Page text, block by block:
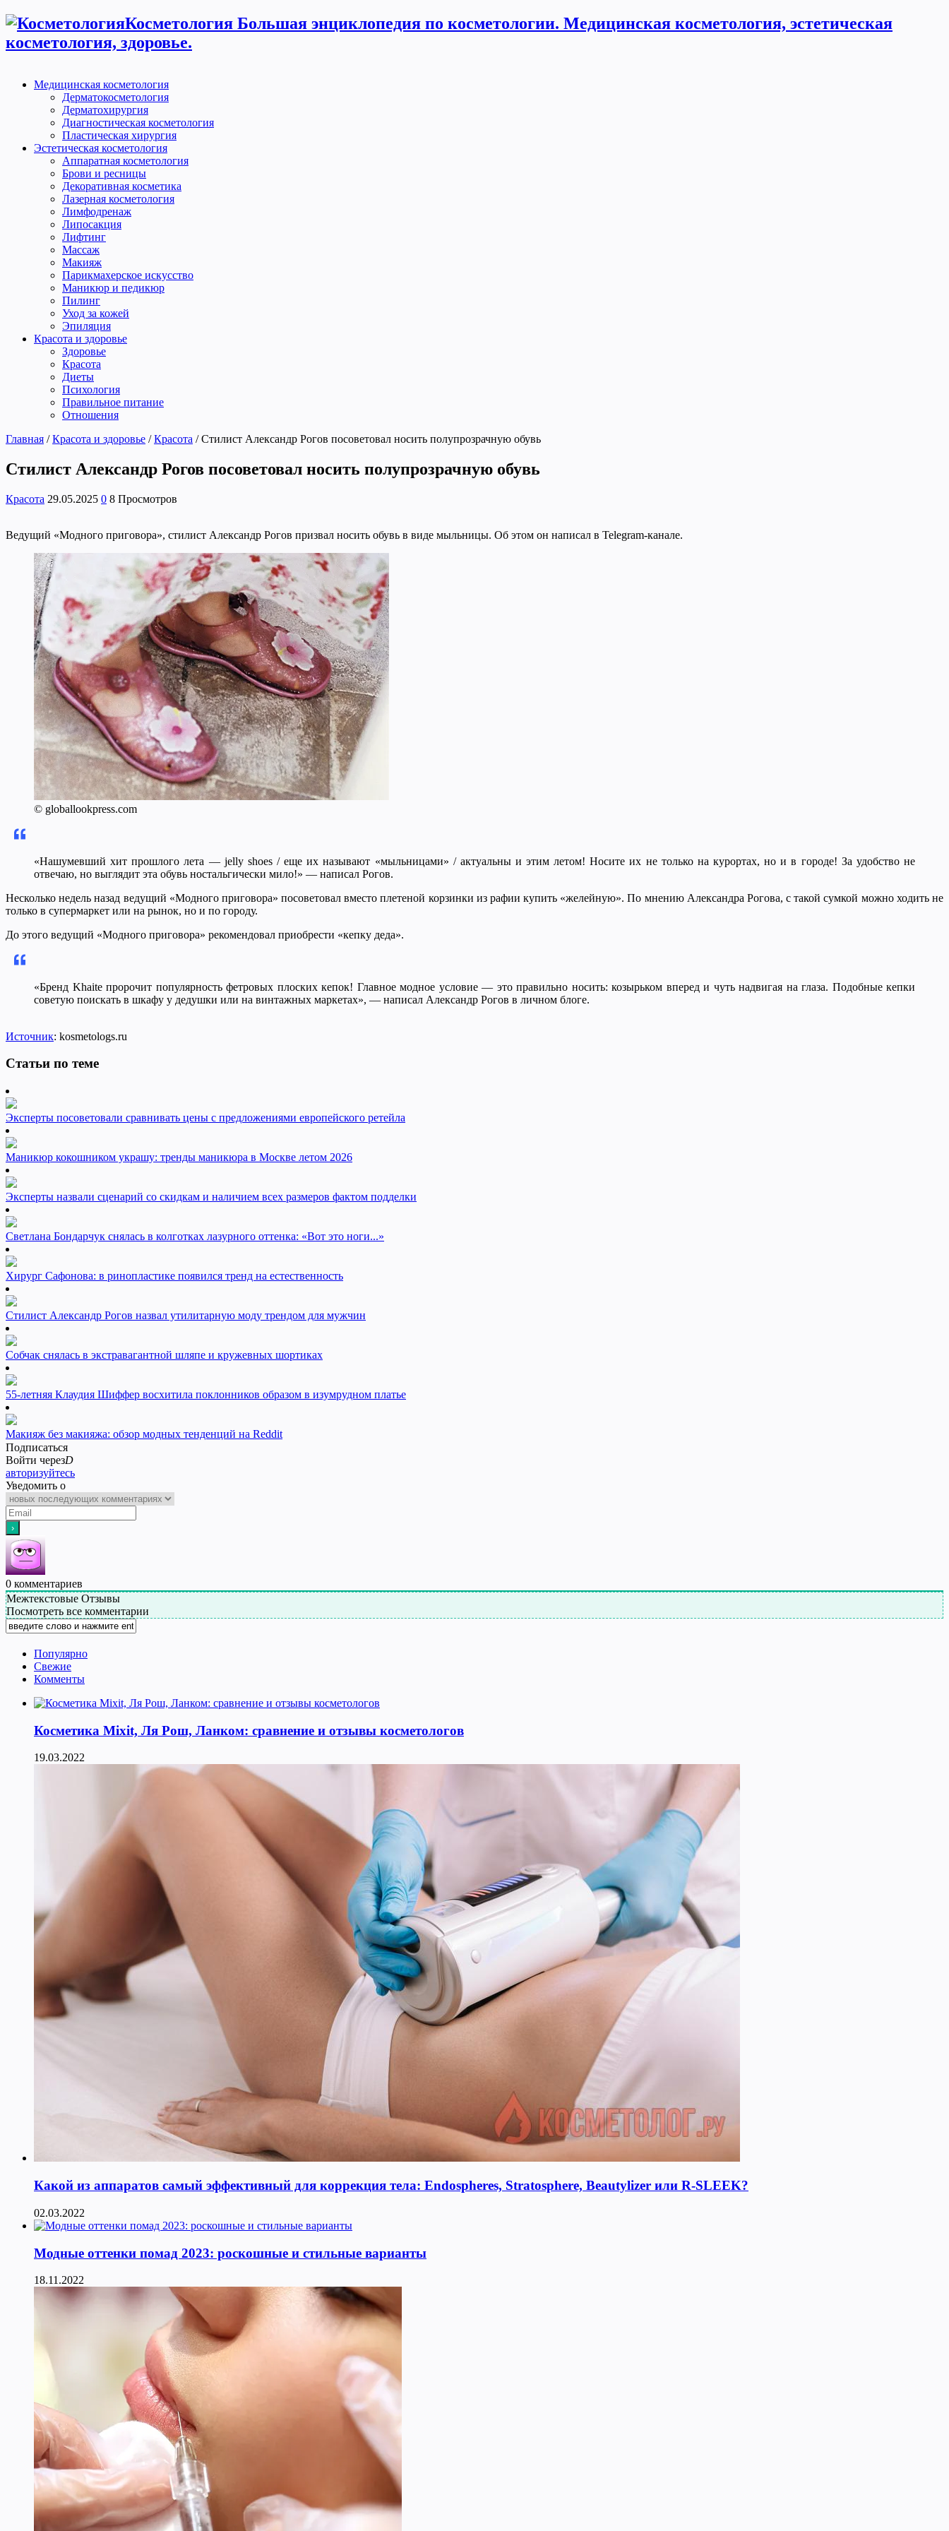
Косметология Большая энциклопедия по косметологии. Медицинская косметология, эстетическая
косметология, здоровье.
Медицинская косметология
Дерматокосметология
Дерматохирургия
Диагностическая косметология
Пластическая хирургия
Эстетическая косметология
Аппаратная косметология
Брови и ресницы
Декоративная косметика
Лазерная косметология
Лимфодренаж
Липосакция
Лифтинг
Массаж
Макияж
Парикмахерское искусство
Маникюр и педикюр
Пилинг
Уход за кожей
Эпиляция
Красота и здоровье
Здоровье
Красота
Диеты
Психология
Правильное питание
Отношения
Главная / Красота и здоровье / Красота / Стилист Александр Рогов посоветовал носить полупрозрачную обувь
Стилист Александр Рогов посоветовал носить полупрозрачную обувь
Красота 29.05.2025 0 8 Просмотров
Ведущий «Модного приговора», стилист Александр Рогов призвал носить обувь в виде мыльницы. Об этом он написал в Telegram-канале.
© globallookpress.com
«Нашумевший хит прошлого лета — jelly shoes / еще их называют «мыльницами» / актуальны и этим летом! Носите их не только на курортах, но и в городе! За удобство не
отвечаю, но выглядит эта обувь ностальгически мило!» — написал Рогов.
Несколько недель назад ведущий «Модного приговора» посоветовал вместо плетеной корзинки из рафии купить «желейную». По мнению Александра Рогова, с такой сумкой можно ходить не
только в супермаркет или на рынок, но и по городу.
До этого ведущий «Модного приговора» рекомендовал приобрести «кепку деда».
«Бренд Khaite пророчит популярность фетровых плоских кепок! Главное модное условие — это правильно носить: козырьком вперед и чуть надвигая на глаза. Подобные кепки
советую поискать в шкафу у дедушки или на винтажных маркетах», — написал Александр Рогов в личном блоге.
Источник: kosmetologs.ru
Статьи по теме
Эксперты посоветовали сравнивать цены с предложениями европейского ретейла
Маникюр кокошником украшу: тренды маникюра в Москве летом 2026
Эксперты назвали сценарий со скидкам и наличием всех размеров фактом подделки
Светлана Бондарчук снялась в колготках лазурного оттенка: «Вот это ноги...»
Хирург Сафонова: в ринопластике появился тренд на естественность
Стилист Александр Рогов назвал утилитарную моду трендом для мужчин
Собчак снялась в экстравагантной шляпе и кружевных шортиках
55-летняя Клаудия Шиффер восхитила поклонников образом в изумрудном платье
Макияж без макияжа: обзор модных тенденций на Reddit
Подписаться
Войти черезD
авторизуйтесь
Уведомить о
0 комментариев
Межтекстовые Отзывы
Посмотреть все комментарии
Популярно
Свежие
Комменты
Косметика Мixit, Ля Рош, Ланком: сравнение и отзывы косметологов
19.03.2022
Какой из аппаратов самый эффективный для коррекция тела: Endospheres, Stratosphere, Beautylizer или R-SLEEK?
02.03.2022
Модные оттенки помад 2023: роскошные и стильные варианты
18.11.2022